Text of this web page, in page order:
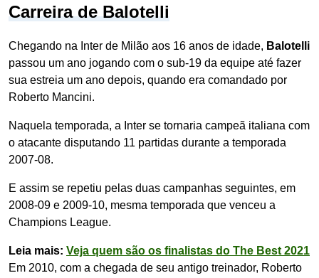
Carreira de Balotelli
Chegando na Inter de Milão aos 16 anos de idade, Balotelli
passou um ano jogando com o sub-19 da equipe até fazer
sua estreia um ano depois, quando era comandado por
Roberto Mancini.
Naquela temporada, a Inter se tornaria campeã italiana com
o atacante disputando 11 partidas durante a temporada
2007-08.
E assim se repetiu pelas duas campanhas seguintes, em
2008-09 e 2009-10, mesma temporada que venceu a
Champions League.
Leia mais: Veja quem são os finalistas do The Best 2021
Em 2010, com a chegada de seu antigo treinador, Roberto